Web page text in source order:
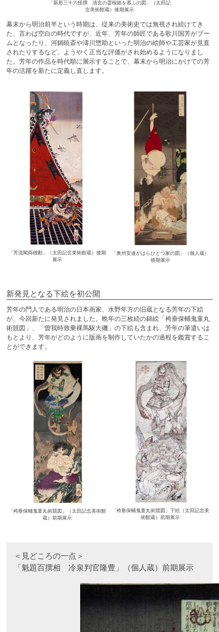
「新形三十六怪撰 清玄の霊桜姫を慕ふの図」（太田記
念美術館蔵）後期展示
幕末から明治前半という時期は、従来の美術史では無視され続けてき
た、言わば空白の時代ですが、近年、芳年の師匠である歌川国芳がブー
ムとなったり、河鍋暁斎や濤川惣助といった明治の絵師や工芸家が見直
されたりするなど、ようやく正当な評価がされ始めるようになりまし
た。芳年の作品を時代順に展示することで、幕末から明治にかけての芳
年の活躍を新たに定義し直します。
「芳流閣両雄動」（太田記念美術館蔵）後期
展示
「奥州安達がはらひとつ家の図」（個人蔵）
後期展示
新発見となる下絵を初公開
芳年の門人である明治の日本画家、水野年方の旧蔵となる芳年の下絵
が、今回新たに発見されました。晩年の三枚続の錦絵「袴垂保輔鬼童丸
術競図」、「曽我時致乗裸馬駆大磯」の下絵も含まれ、芳年の筆遣いは
もとより、芳年がどのように版画を制作していたかの過程を鑑賞するこ
とができます。
「袴垂保輔鬼童丸術競図」（太田記念美術館
蔵）前期展示
「袴垂保輔鬼童丸術競図」下絵（太田記念美
術館蔵）前期展示
＜見どころの一点＞
「魁題百撰相 冷泉判官隆豊」（個人蔵）前期展示